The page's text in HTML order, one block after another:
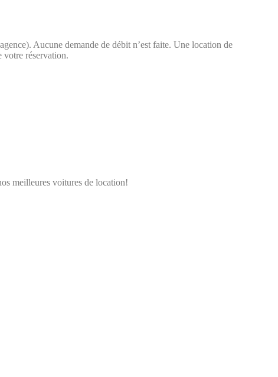
Aucune demande de débit n’est faite.​ Une location de
votre réservation.
meilleures voitures de location!